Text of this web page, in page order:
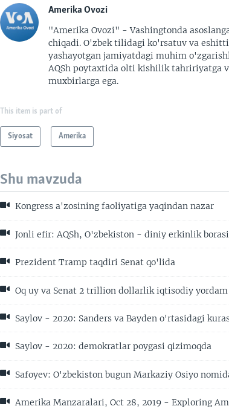
Amerika Ovozi
"Amerika Ovozi" - Vashingtonda
chiqadi. O'zbek tilidagi ko'rsatuv va
yashayotgan jamiyatdagi muhim
AQSh poytaxtida olti kishilik tahririyatga
muxbirlarga ega.
This item is part of
Siyosat Amerika
Shu mavzuda
Kongress a'zosining faoliyatiga yaqindan nazar
Jonli efir: AQSh, O'zbekiston - diniy erkinlik
Prezident Tramp taqdiri Senat qo'lida
Oq uy va Senat 2 trillion dollarlik iqtisodiy
Saylov - 2020: Sanders va Bayden o'rtasidagi
Saylov - 2020: demokratlar poygasi qizimoqda
Safoyev: O'zbekiston bugun Markaziy Osiyo
Amerika Manzaralari, Oct 28, 2019 - Exploring